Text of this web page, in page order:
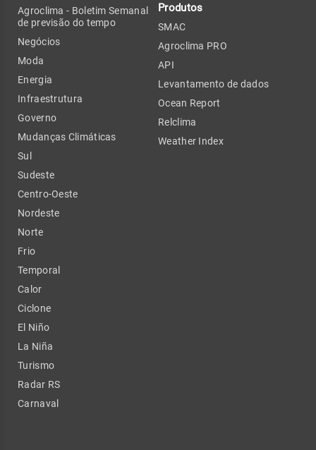
Agroclima - Boletim Semanal
de previsão do tempo
Negócios
Moda
Energia
Infraestrutura
Governo
Mudanças Climáticas
Sul
Sudeste
Centro-Oeste
Nordeste
Norte
Frio
Temporal
Calor
Ciclone
El Niño
La Niña
Turismo
Radar RS
Carnaval
Produtos
SMAC
Agroclima PRO
API
Levantamento de dados
Ocean Report
Relclima
Weather Index